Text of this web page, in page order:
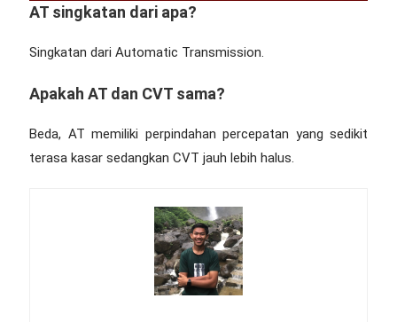
AT singkatan dari apa?
Singkatan dari Automatic Transmission.
Apakah AT dan CVT sama?
Beda, AT memiliki perpindahan percepatan yang sedikit
terasa kasar sedangkan CVT jauh lebih halus.